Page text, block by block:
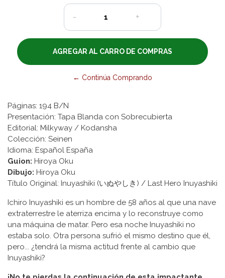
- +
← Continúa Comprando
Páginas: 194 B/N
Presentación: Tapa Blanda con Sobrecubierta
Editorial: Milkyway / Kodansha
Colección: Seinen
Idioma: Español España
Guion: Hiroya Oku
Dibujo: Hiroya Oku
Título Original: Inuyashiki (いぬやしき) / Last Hero Inuyashiki
Ichiro Inuyashiki es un hombre de 58 años al que una nave
extraterrestre le aterriza encima y lo reconstruye como
una máquina de matar. Pero esa noche Inuyashiki no
estaba solo. Otra persona sufrió el mismo destino que él,
pero... ¿tendrá la misma actitud frente al cambio que
Inuyashiki?